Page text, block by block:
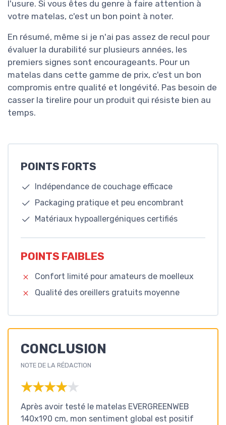
l'usure. Si vous êtes du genre à faire attention à
votre matelas, c'est un bon point à noter.
En résumé, même si je n'ai pas assez de recul pour
évaluer la durabilité sur plusieurs années, les
premiers signes sont encourageants. Pour un
matelas dans cette gamme de prix, c'est un bon
compromis entre qualité et longévité. Pas besoin de
casser la tirelire pour un produit qui résiste bien au
temps.
POINTS FORTS
Indépendance de couchage efficace
Packaging pratique et peu encombrant
Matériaux hypoallergéniques certifiés
POINTS FAIBLES
Confort limité pour amateurs de moelleux
Qualité des oreillers gratuits moyenne
CONCLUSION
NOTE DE LA RÉDACTION
★★★★★
★★★★★
Après avoir testé le matelas EVERGREENWEB
140x190 cm, mon sentiment global est positif